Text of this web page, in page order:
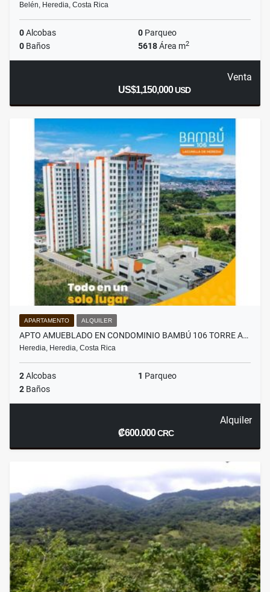
Belén, Heredia, Costa Rica
0Alcobas 0 Parqueo
0 Baños 5618Área m2
Venta
US$1,150,000USD
APARTAMENTO ALQUILER
APTO AMUEBLADO EN CONDOMINIO BAMBÚ 106 TORRE A…
Heredia, Heredia, Costa Rica
2Alcobas 1 Parqueo
2 Baños
Alquiler
₡600.000CRC